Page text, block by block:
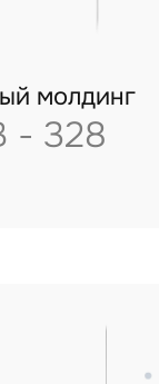
молдинг
- 328